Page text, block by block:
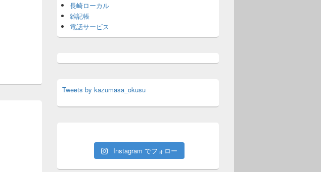
長崎ローカル
雑記帳
電話サービス
Tweets by kazumasa_okusu
Instagram でフォロー